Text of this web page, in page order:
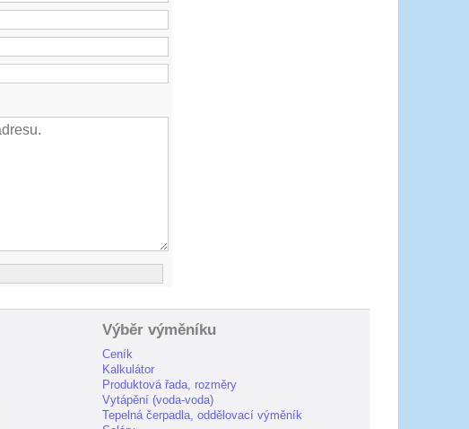
Výběr výměníku
Ceník
Kalkulátor
Produktová řada, rozměry
Vytápění (voda-voda)
Tepelná čerpadla, oddělovací výměník